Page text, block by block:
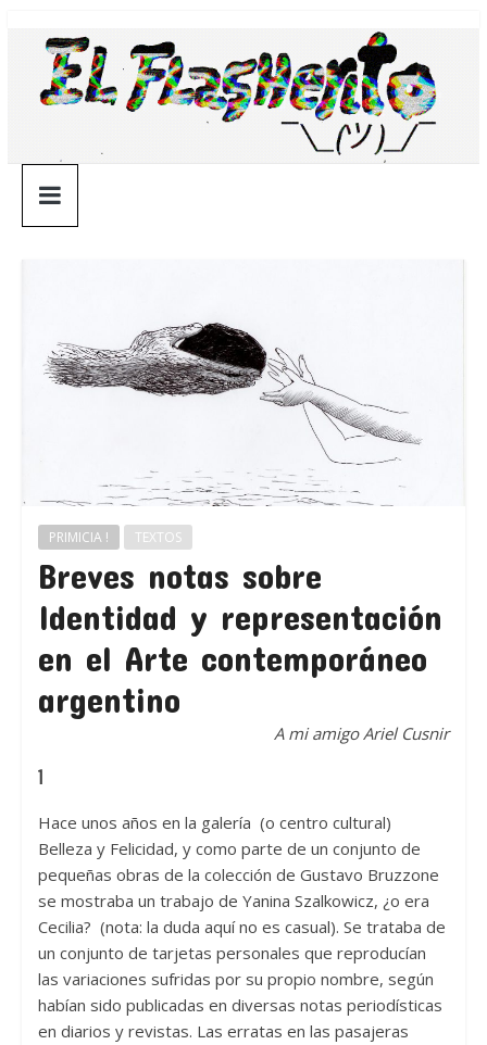
contenido
¯\_(ツ)_/
¯
PRIMICIA ! TEXTOS
Breves notas sobre
Identidad y representación
en el Arte contemporáneo
argentino
A mi amigo Ariel Cusnir
1
Hace unos años en la galería (o centro cultural)
Belleza y Felicidad, y como parte de un conjunto de
pequeñas obras de la colección de Gustavo Bruzzone
se mostraba un trabajo de Yanina Szalkowicz, ¿o era
Cecilia? (nota: la duda aquí no es casual). Se trataba de
un conjunto de tarjetas personales que reproducían
las variaciones sufridas por su propio nombre, según
habían sido publicadas en diversas notas periodísticas
en diarios y revistas. Las erratas en las pasajeras